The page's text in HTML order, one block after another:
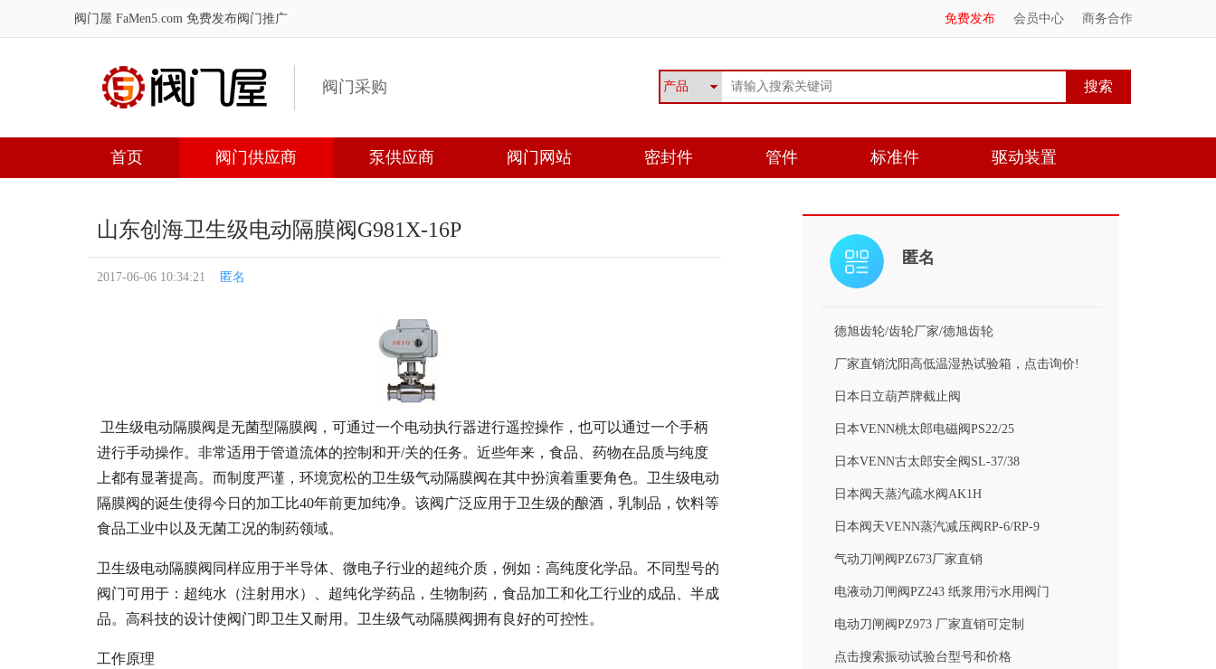
阀门屋 FaMen5.com 免费发布阀门推广 商务合作
会员中心
免费发布
阀门采购
首页 阀门供应商 泵供应商 阀门网站 密封件 管件 标准件 驱动装置
山东创海卫生级电动隔膜阀G981X-16P
2017-06-06 10:34:21 匿名
卫生级电动隔膜阀是无菌型隔膜阀，可通过一个电动执行器进行遥控操作，也可以通过一个手柄
进行手动操作。非常适用于管道流体的控制和开/关的任务。近些年来，食品、药物在品质与纯度
上都有显著提高。而制度严谨，环境宽松的卫生级气动隔膜阀在其中扮演着重要角色。卫生级电动
隔膜阀的诞生使得今日的加工比40年前更加纯净。该阀广泛应用于卫生级的酿酒，乳制品，饮料等
食品工业中以及无菌工况的制药领域。
卫生级电动隔膜阀同样应用于半导体、微电子行业的超纯介质，例如：高纯度化学品。不同型号的
阀门可用于：超纯水（注射用水）、超纯化学药品，生物制药，食品加工和化工行业的成品、半成
品。高科技的设计使阀门即卫生又耐用。卫生级气动隔膜阀拥有良好的可控性。
工作原理
匿名
德旭齿轮/齿轮厂家/德旭齿轮
厂家直销沈阳高低温湿热试验箱，点击询价!
日本日立葫芦牌截止阀
日本VENN桃太郎电磁阀PS22/25
日本VENN古太郎安全阀SL-37/38
日本阀天蒸汽疏水阀AK1H
日本阀天VENN蒸汽减压阀RP-6/RP-9
气动刀闸阀PZ673厂家直销
电液动刀闸阀PZ243 纸浆用污水用阀门
电动刀闸阀PZ973 厂家直销可定制
点击搜索振动试验台型号和价格